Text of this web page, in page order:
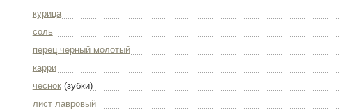
курица
соль
перец черный молотый
карри
чеснок(зубки)
лист лавровый